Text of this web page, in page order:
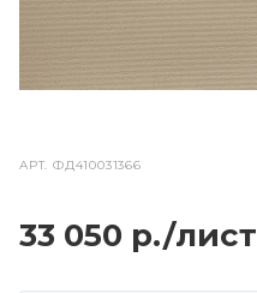
АРТ.ФД410031366
33 050 р./лист